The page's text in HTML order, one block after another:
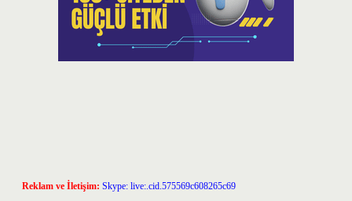
Reklam ve İletişim: Skype: live:.cid.575569c608265c69